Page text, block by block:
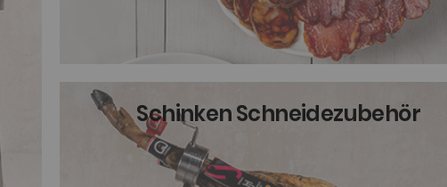
Schinken Schneidezubehör